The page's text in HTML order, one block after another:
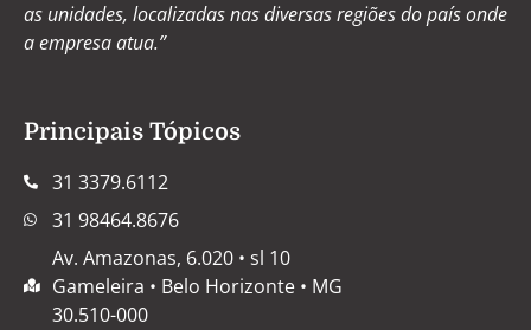
as unidades, localizadas nas diversas regiões do país onde
a empresa atua.”
Principais Tópicos
31 3379.6112
31 98464.8676
Av. Amazonas, 6.020 • sl 10
Gameleira • Belo Horizonte • MG
30.510-000